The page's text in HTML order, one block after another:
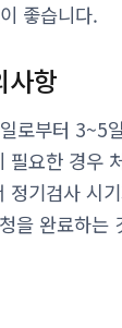
좋습니다.
사항
로부터 3~5
필요한 경우
정기검사 시
을 완료하는